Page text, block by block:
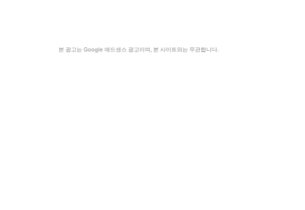
본 광고는 Google 애드센스 광고이며, 본 사이트와는 무관합니다.